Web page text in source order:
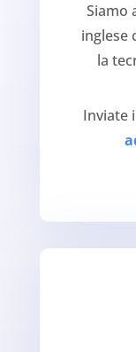
Siamo
inglese
la
Inviate